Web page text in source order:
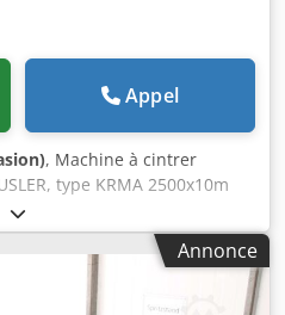
Appel
, Machine à cintrer
type KRMA 2500x10m
rouleaux inférieurs sont
motorisé pour le cintrage
basculant pour retirer la
3 - Entraînement : électrique -
pour faciliter le retrait de la
Annonce